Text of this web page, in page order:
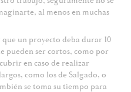
al menos en muchas
un proyecto deba durar 10
pueden ser cortos, como por
en caso de realizar
como los de Salgado, o
se toma su tiempo para